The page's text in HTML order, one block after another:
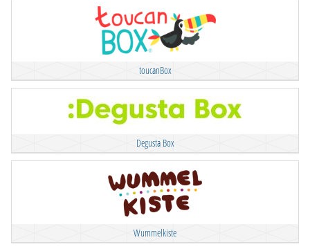
toucanBox
Degusta Box
Wummelkiste